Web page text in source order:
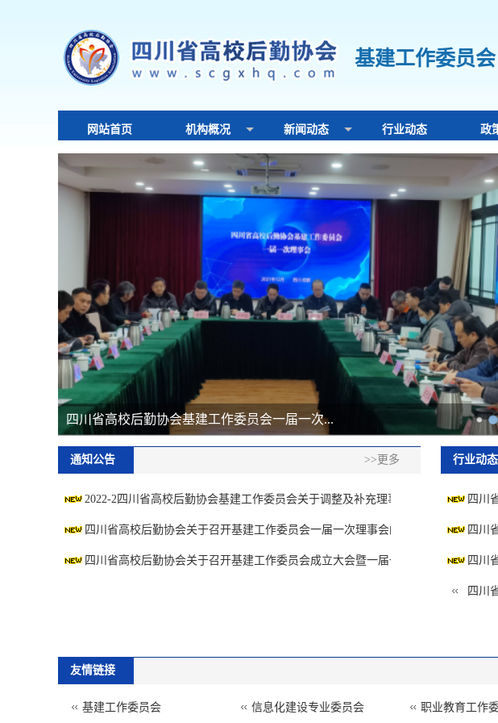
网站首页 机构概况 新闻动态 行业动态 政
基建工作委员会
四川省高校后勤协会基建工作委员会一届一次...
通知公告 >>更多
2022-2四川省高校后勤协会基建工作委员会关于调整及补充理事...
四川省高校后勤协会关于召开基建工作委员会一届一次理事会的...
四川省高校后勤协会关于召开基建工作委员会成立大会暨一届一...
行业动态
四川
四川
四川
四川
友情链接
基建工作委员会 信息化建设专业委员会 职业教育工作